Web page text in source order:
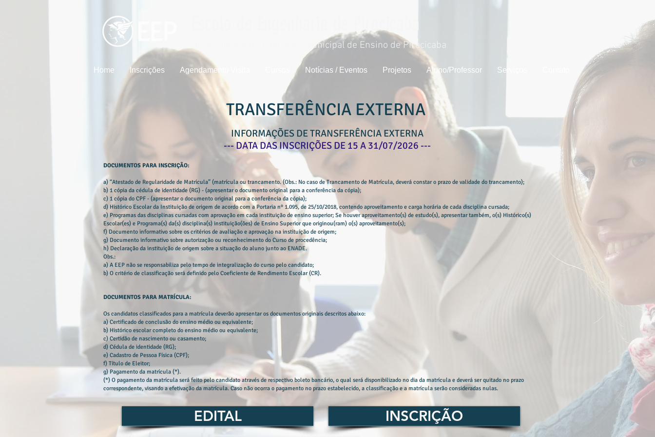
Escola de Engenharia de Piracicaba
Uma unidade da Fundação Municipal de Ensino de Piracicaba
Home Inscrições Agendamento Visita Notícias / Eventos Projetos Aluno/Professor Serviços
TRANSFERÊNCIA EXTERNA
INFORMAÇÕES DE TRANSFERÊNCIA EXTERNA
--- DATA DAS INSCRIÇÕES DE 15 A 31/07/2026 ---
DOCUMENTOS PARA INSCRIÇÃO:
a) “Atestado de Regularidade de Matrícula” (matrícula ou trancamento. (Obs.: No caso de Trancamento de Matrícula, deverá constar o prazo de validade do trancamento);
b) 1 cópia da cédula de identidade (RG) - (apresentar o documento original para a conferência da cópia);
c) 1 cópia do CPF - (apresentar o documento original para a conferência da cópia);
d) Histórico Escolar da Instituição de origem de acordo com a Portaria nº 1.095, de 25/10/2018, contendo aproveitamento e carga horária de cada disciplina cursada;
e) Programas das disciplinas cursadas com aprovação em cada instituição de ensino superior; Se houver aproveitamento(s) de estudo(s), apresentar também, o(s) Histórico(s)
Escolar(es) e Programa(s) da(s) disciplina(s) instituição(ões) de Ensino Superior que originou(ram) o(s) aproveitamento(s);
f) Documento informativo sobre os critérios de avaliação e aprovação na instituição de origem;
g) Documento informativo sobre autorização ou reconhecimento do Curso de procedência;
h) Declaração da instituição de origem sobre a situação do aluno junto ao ENADE.
Obs.:
a) A EEP não se responsabiliza pelo tempo de integralização do curso pelo candidato;
b) O critério de classificação será definido pelo Coeficiente de Rendimento Escolar (CR).
DOCUMENTOS PARA MATRÍCULA:
Os candidatos classificados para a matrícula deverão apresentar os documentos originais descritos abaixo:
a) Certificado de conclusão do ensino médio ou equivalente;
b) Histórico escolar completo do ensino médio ou equivalente;
c) Certidão de nascimento ou casamento;
d) Cédula de identidade (RG);
e) Cadastro de Pessoa Física (CPF);
f) Título de Eleitor;
g) Pagamento da matrícula (*).
(*) O pagamento da matrícula será feito pelo candidato através de respectivo boleto bancário, o qual será disponibilizado no dia da matrícula e deverá ser quitado no prazo
correspondente, visando a efetivação da matrícula. Caso não ocorra o pagamento no prazo estabelecido, a classificação e a matrícula serão consideradas nulas.
EDITAL INSCRIÇÃO